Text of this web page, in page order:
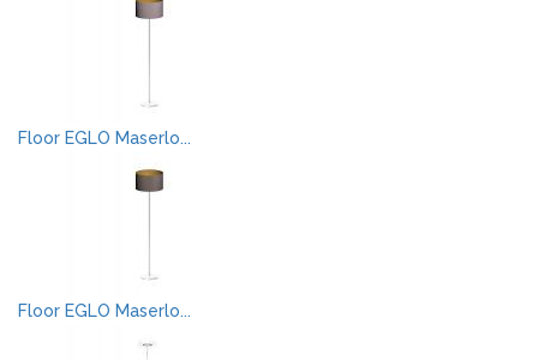
Floor EGLO Maserlo...
Floor EGLO Maserlo...